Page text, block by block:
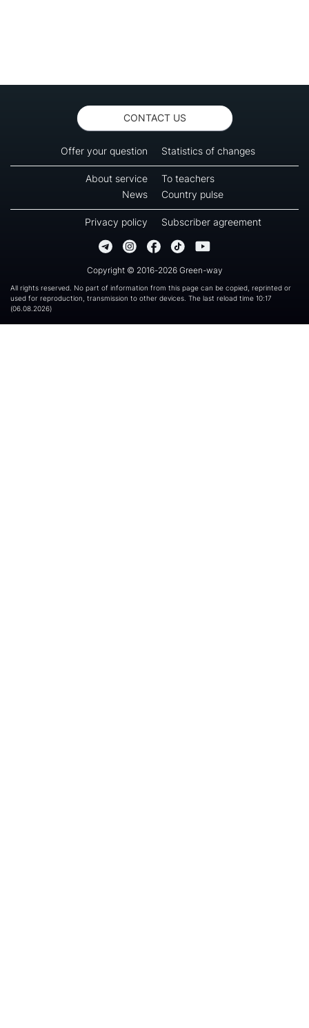
CONTACT US
Offer your question Statistics of changes
About service
To teachers
News
Country pulse
Privacy policy Subscriber agreement
Copyright © 2016-2026 Green-way
All rights reserved. No part of information from this page can be copied, reprinted or
used for reproduction, transmission to other devices. The last reload time 10:17
(06.08.2026)